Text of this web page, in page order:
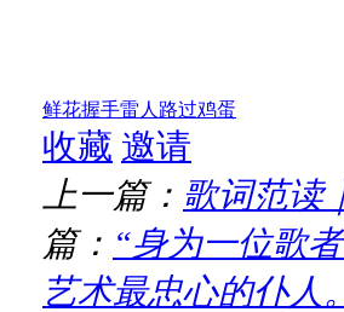
鲜花握手雷人 路过鸡蛋
收藏 邀请
上一篇： 歌词范读
篇： “身为一位歌
艺术最忠心的仆人